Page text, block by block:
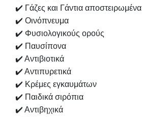
✔️ Γάζες και Γάντια αποστειρωμένα
✔️ Οινόπνευμα
✔️ Φυσιολογικούς ορούς
✔️ Παυσίπονα
✔️ Αντιβιοτικά
✔️ Αντιπυρετικά
✔️ Κρέμες εγκαυμάτων
✔️ Παιδικά σιρόπια
✔️ Αντιβηχικά